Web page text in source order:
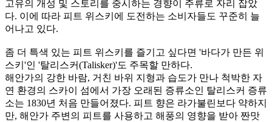
고유의 개성 및 스토리를 중시하는 경향이 주류로 자리 잡았
다. 이에 따라 피트 위스키에 도전하는 소비자들도 꾸준히 늘
어나고 있다.
좀 더 특색 있는 피트 위스키를 즐기고 싶다면 '바다가 만든 위
스키'인 '탈리스커(Talisker)'도 주목할 만하다.
해안가의 강한 바람, 거친 바위 지형과 습도가 만나 척박한 자
연 환경의 스카이 섬에서 가장 오래된 증류소인 탈리스커 증류
소는 1830년 처음 만들어졌다. 피트 향은 라가불린보다 약하지
만, 해안가 주변의 피트를 사용하고 해풍의 영향을 받아 짠맛